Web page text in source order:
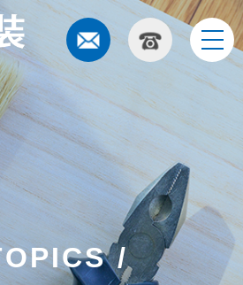
t
o
g
n
v
i
g
a
t
i
o
n
/